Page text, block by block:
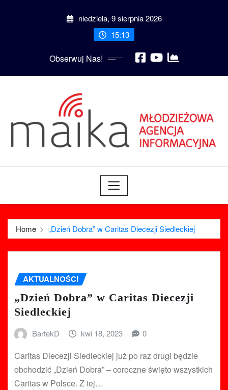
niedziela, 9 sierpnia 2026
15:13
Obserwuj Nas!
Home „Dzień Dobra” w Caritas Diecezji Siedleckiej
AKTUALNOŚCI
„Dzień Dobra” w Caritas Diecezji
Siedleckiej
BartekD kwi 18, 2023 0
Caritas Diecezji Siedleckiej już po raz drugi będzie
obchodzić „Dzień Dobra” – coroczne święto wszystkich
Caritas w Polsce. Z tej…